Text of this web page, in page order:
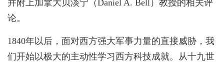
并附上加拿大贝淡宁（Daniel A. Bell）教授的相关评
论。
1840年以后，面对西方强大军事力量的直接威胁，我
们开始以极大的主动性学习西方科技成就。从十九世